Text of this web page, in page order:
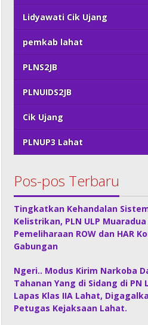
Lidyawati Cik Ujang
pemkab lahat
PLNS2JB
PLNUIDS2JB
Cik Ujang
PLNUP3 Lahat
Pos-pos Terbaru
Tingkatkan Kehandalan
Kelistrikan, PLN ULP
Pemeliharaan ROW dan HAR
Gabungan
Ngeri.. Modus Kirim Narkoba
Tahanan Yang di Sidang di PN
Lapas Klas IIA Lahat,
Petugas Kejaksaan Lahat.